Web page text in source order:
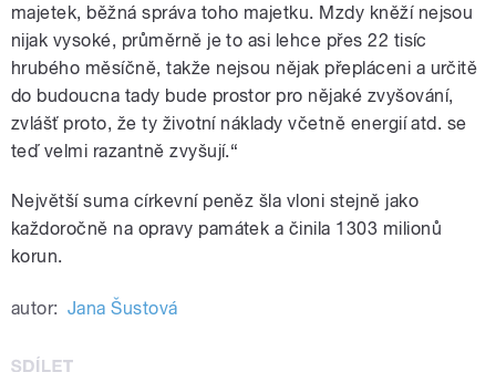
majetek, běžná správa toho majetku. Mzdy kněží nejsou
nijak vysoké, průměrně je to asi lehce přes 22 tisíc
hrubého měsíčně, takže nejsou nějak přepláceni a určitě
do budoucna tady bude prostor pro nějaké zvyšování,
zvlášť proto, že ty životní náklady včetně energií atd. se
teď velmi razantně zvyšují.“
Největší suma církevní peněz šla vloni stejně jako
každoročně na opravy památek a činila 1303 milionů
korun.
autor: Jana Šustová